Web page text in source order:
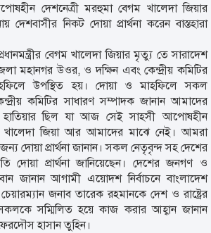
দেশনেত্রী মরহুমা বেগম খালেদা জিয়ার
দেশবাসীর নিকট দোয়া প্রার্থনা করেন বাস্তহারা
বেগম খালেদা জিয়ার মৃত্যু তে সারাদেশ
মহানগর উওর, ও দক্ষিন এবং কেন্দ্রীয় কমিটির
উপস্থিত হয়। দোয়া ও মাহফিলে সকল
কমিটির সাধারণ সম্পাদক জানান আমাদের
ছিল যা আজ সেই সাহসী আপোষহীন
খালেদা জিয়া আর আমাদের মাঝে নেই। আমরা
দোয়া প্রার্থনা জানান। সকল নেতৃবৃন্দ সহ দেশের
দোয়া প্রার্থনা জানিয়েছেন। দেশের জনগণ ও
জানান আগামী এয়োদশ নির্বাচনে বাংলাদেশ
জনাব তারেক রহমানকে দেশ ও রাষ্ট্রের
সকলকে সম্মিলিত হয়ে কাজ করার আহ্বান জানান
হাসান তুহিন।